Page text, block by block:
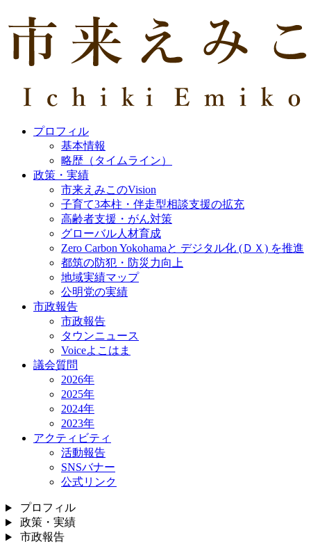
プロフィル
基本情報
略歴（タイムライン）
政策・実績
市来えみこのVision
子育て3本柱・伴走型相談支援の拡充
高齢者支援・がん対策
グローバル人材育成
Zero Carbon Yokohamaと デジタル化 (ＤＸ) を推進
都筑の防犯・防災力向上
地域実績マップ
公明党の実績
市政報告
市政報告
タウンニュース
Voiceよこはま
議会質問
2026年
2025年
2024年
2023年
アクティビティ
活動報告
SNSバナー
公式リンク
プロフィル
政策・実績
市政報告